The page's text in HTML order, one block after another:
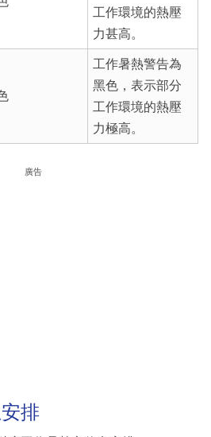
工作環境的熱壓
力甚高。
工作暑熱警告為
黑色，表示部分
工作環境的熱壓
力極高。
廣告
排